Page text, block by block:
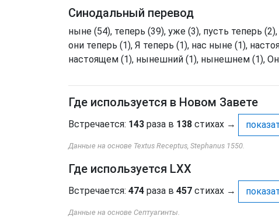
Синодальный перевод
ныне (54), теперь (39), уже (3), пусть теперь
они теперь (1), Я теперь (1), нас ныне (1),
настоящем (1), нынешний (1), нынешнем (1),
Где используется в Новом Завете
Встречается: 143 раза в 138 стихах →
Данные на основе Textus Receptus, Stephanus 1550.
Где используется LXX
Встречается: 474 раза в 457 стихах →
Данные на основе Септуагинты.